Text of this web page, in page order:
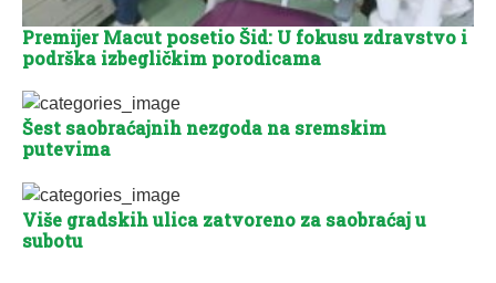
Premijer Macut posetio Šid: U fokusu zdravstvo i
podrška izbegličkim porodicama
Šest saobraćajnih nezgoda na sremskim
putevima
Više gradskih ulica zatvoreno za saobraćaj u
subotu